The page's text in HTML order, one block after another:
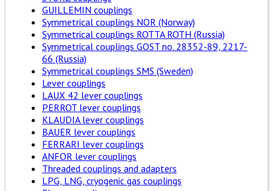
GUILLEMIN couplings
Symmetrical couplings NOR (Norway)
Symmetrical couplings ROTTA ROTH (Russia)
Symmetrical couplings GOST no. 28352-89, 2217-
66 (Russia)
Symmetrical couplings SMS (Sweden)
Lever couplings
LAUX 42 lever couplings
PERROT lever couplings
KLAUDIA lever couplings
BAUER lever couplings
FERRARI lever couplings
ANFOR lever couplings
Threaded couplings and adapters
LPG, LNG, cryogenic gas couplings